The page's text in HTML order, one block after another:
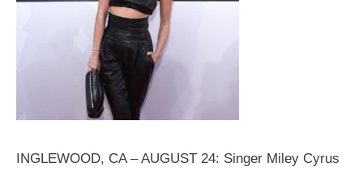
INGLEWOOD, CA – AUGUST 24: Singer Miley Cyrus